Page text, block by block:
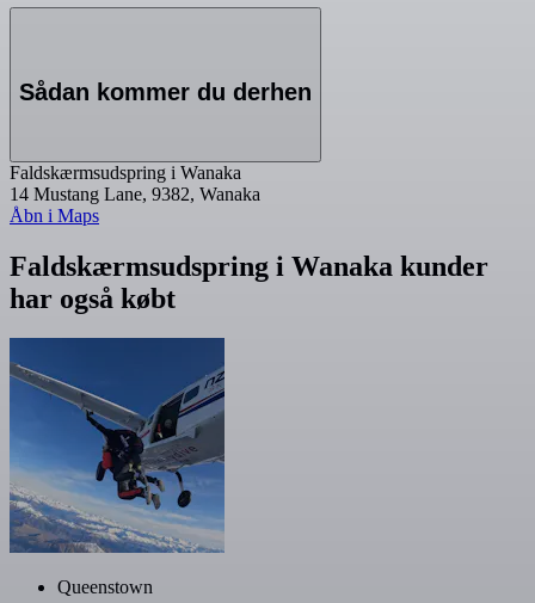
Sådan kommer du derhen
Faldskærmsudspring i Wanaka
14 Mustang Lane, 9382, Wanaka
Åbn i Maps
Faldskærmsudspring i Wanaka kunder
har også købt
Queenstown